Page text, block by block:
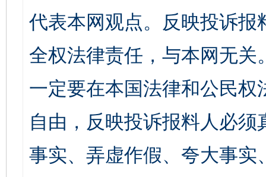
代表本网观点。反映投诉
全权法律责任，与本网无
一定要在本国法律和公民
自由，反映投诉报料人必
事实、弄虚作假、夸大事